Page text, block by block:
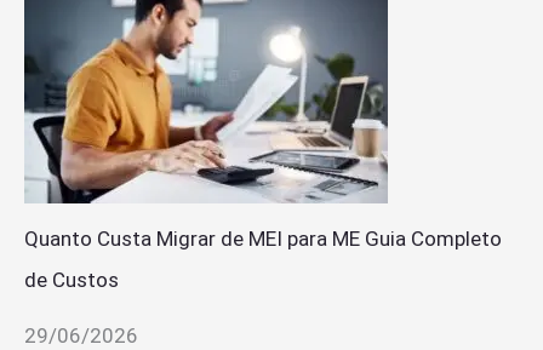
Quanto Custa Migrar de MEI para ME Guia Completo
de Custos
29/06/2026